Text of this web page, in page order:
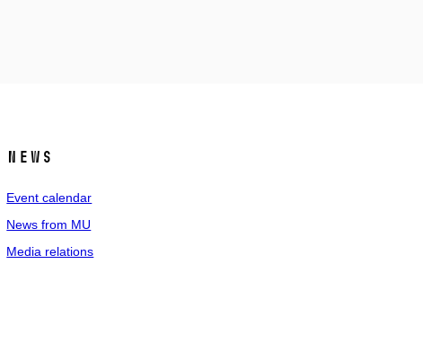
News
Event calendar
News from MU
Media relations